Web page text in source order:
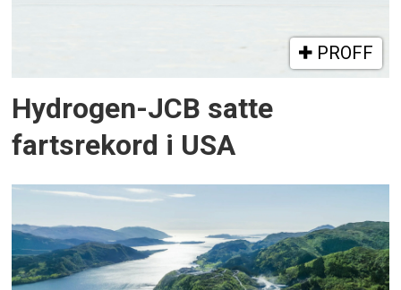
PROFF
Hydrogen-JCB satte
fartsrekord i USA